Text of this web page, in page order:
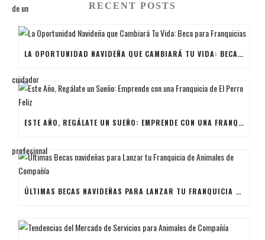
RECENT POSTS
LA OPORTUNIDAD NAVIDEÑA QUE CAMBIARÁ TU VIDA: BECA PARA FRANQUICIAS
ESTE AÑO, REGÁLATE UN SUEÑO: EMPRENDE CON UNA FRANQUICIA DE EL PERRO FELIZ
ÚLTIMAS BECAS NAVIDEÑAS PARA LANZAR TU FRANQUICIA DE ANIMALES DE COMPAÑÍA